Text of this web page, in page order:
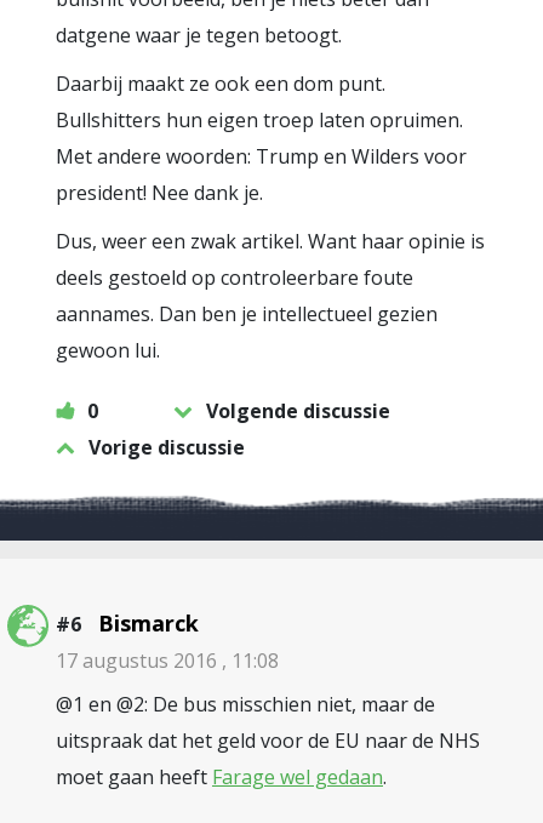
datgene waar je tegen betoogt.
Daarbij maakt ze ook een dom punt.
Bullshitters hun eigen troep laten opruimen.
Met andere woorden: Trump en Wilders voor
president! Nee dank je.
Dus, weer een zwak artikel. Want haar opinie is
deels gestoeld op controleerbare foute
aannames. Dan ben je intellectueel gezien
gewoon lui.
0
Volgende discussie
Vorige discussie
#6 Bismarck
17 augustus 2016 , 11:08
@1 en @2: De bus misschien niet, maar de
uitspraak dat het geld voor de EU naar de NHS
moet gaan heeft Farage wel gedaan.